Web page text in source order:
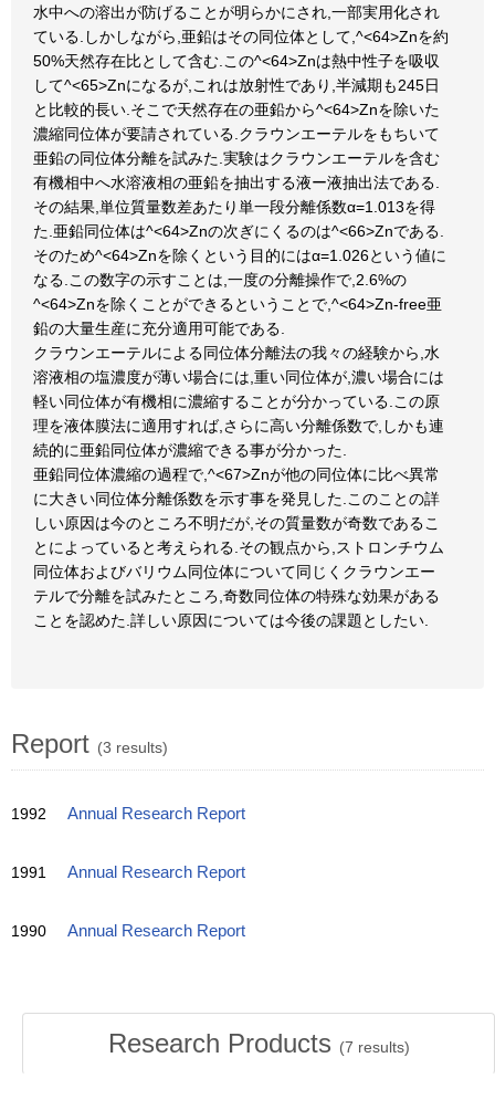
水中への溶出が防げることが明らかにされ,一部実用化され
ている.しかしながら,亜鉛はその同位体として,^<64>Znを約
50%天然存在比として含む.この^<64>Znは熱中性子を吸収
して^<65>Znになるが,これは放射性であり,半減期も245日
と比較的長い.そこで天然存在の亜鉛から^<64>Znを除いた
濃縮同位体が要請されている.クラウンエーテルをもちいて
亜鉛の同位体分離を試みた.実験はクラウンエーテルを含む
有機相中へ水溶液相の亜鉛を抽出する液ー液抽出法である.
その結果,単位質量数差あたり単一段分離係数α=1.013を得
た.亜鉛同位体は^<64>Znの次ぎにくるのは^<66>Znである.
そのため^<64>Znを除くという目的にはα=1.026という値に
なる.この数字の示すことは,一度の分離操作で,2.6%の
^<64>Znを除くことができるということで,^<64>Zn-free亜
鉛の大量生産に充分適用可能である.
クラウンエーテルによる同位体分離法の我々の経験から,水
溶液相の塩濃度が薄い場合には,重い同位体が,濃い場合には
軽い同位体が有機相に濃縮することが分かっている.この原
理を液体膜法に適用すれば,さらに高い分離係数で,しかも連
続的に亜鉛同位体が濃縮できる事が分かった.
亜鉛同位体濃縮の過程で,^<67>Znが他の同位体に比べ異常
に大きい同位体分離係数を示す事を発見した.このことの詳
しい原因は今のところ不明だが,その質量数が奇数であるこ
とによっていると考えられる.その観点から,ストロンチウム
同位体およびバリウム同位体について同じくクラウンエー
テルで分離を試みたところ,奇数同位体の特殊な効果がある
ことを認めた.詳しい原因については今後の課題としたい.
Report (3 results)
1992 Annual Research Report
1991 Annual Research Report
1990 Annual Research Report
Research Products (7 results)